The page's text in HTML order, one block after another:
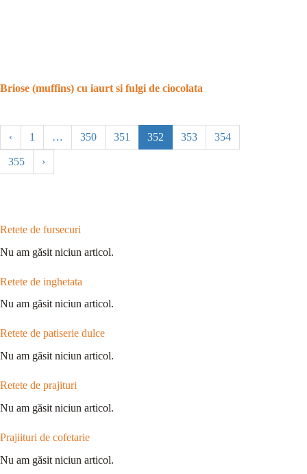
Briose (muffins) cu iaurt si fulgi de ciocolata
‹ 1 … 350 351 352 353 354
355 ›
Retete de fursecuri
Nu am găsit niciun articol.
Retete de inghetata
Nu am găsit niciun articol.
Retete de patiserie dulce
Nu am găsit niciun articol.
Retete de prajituri
Nu am găsit niciun articol.
Prajiituri de cofetarie
Nu am găsit niciun articol.